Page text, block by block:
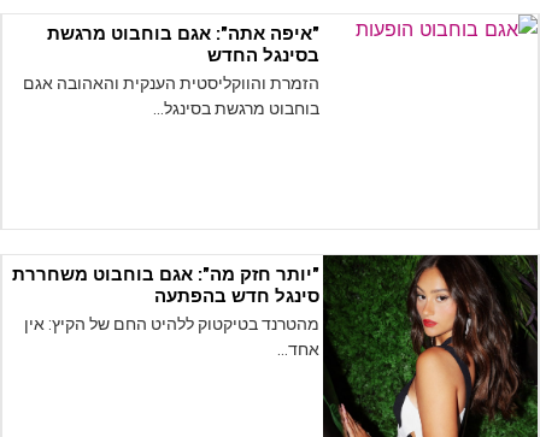
"איפה אתה": אגם בוחבוט מרגשת
בסינגל החדש
הזמרת והווקליסטית הענקית והאהובה אגם
בוחבוט מרגשת בסינגל…
"יותר חזק מה": אגם בוחבוט משחררת
סינגל חדש בהפתעה
מהטרנד בטיקטוק ללהיט החם של הקיץ: אין
אחד…